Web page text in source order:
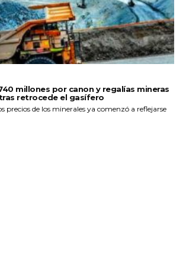
millones por canon y regalías mineras
retrocede el gasífero
precios de los minerales ya comenzó a reflejarse